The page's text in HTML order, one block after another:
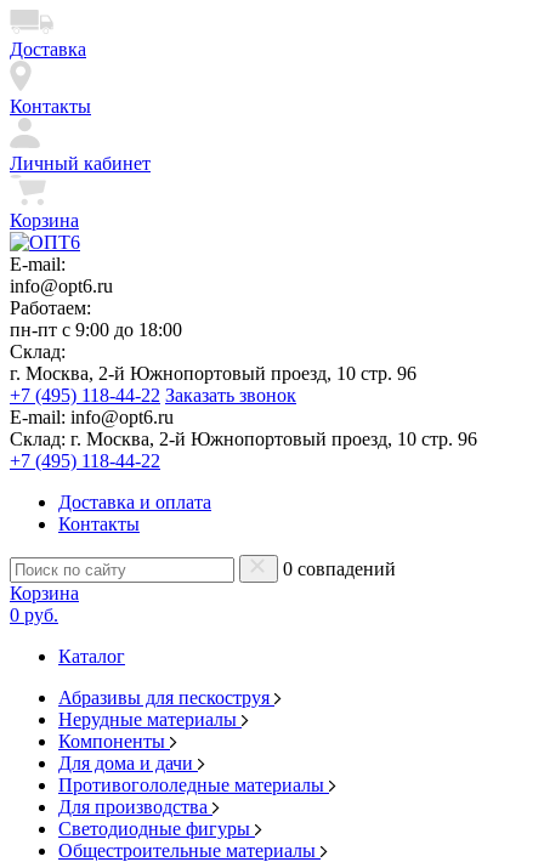
Доставка
Контакты
Личный кабинет
Корзина
E-mail:
info@opt6.ru
Работаем:
пн-пт с 9:00 до 18:00
Склад:
г. Москва, 2-й Южнопортовый проезд, 10 стр. 96
+7 (495) 118-44-22 Заказать звонок
E-mail: info@opt6.ru
Склад: г. Москва, 2-й Южнопортовый проезд, 10 стр. 96
+7 (495) 118-44-22
Доставка и оплата
Контакты
0 совпадений
Корзина
0 руб.
Каталог
Абразивы для пескоструя
Нерудные материалы
Компоненты
Для дома и дачи
Противогололедные материалы
Для производства
Светодиодные фигуры
Общестроительные материалы